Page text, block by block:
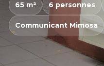
65 m² 6 personnes
Communicant Mimosa